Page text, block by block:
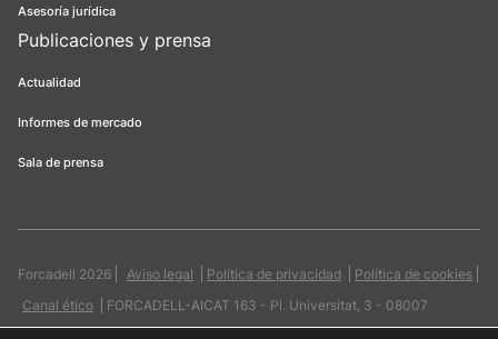
Asesoría jurídica
Publicaciones y prensa
Actualidad
Informes de mercado
Sala de prensa
Forcadell 2026 Aviso legal Política de privacidad
Política de cookies
Canal ético
FORCADELL-AICAT 163 - Pl. Universitat, 3 - 08007